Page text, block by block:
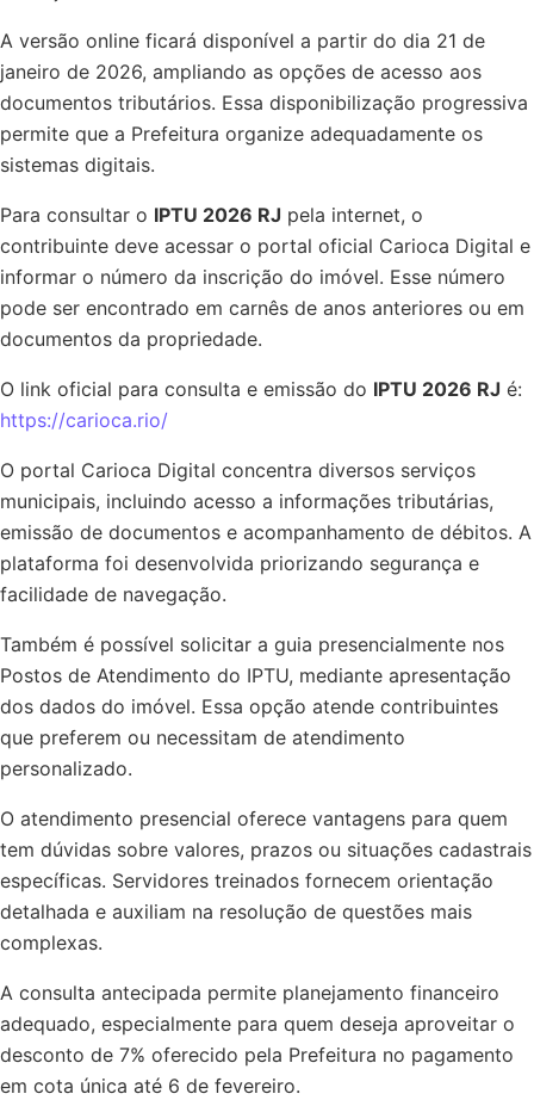
A versão online ficará disponível a partir do dia 21 de
janeiro de 2026, ampliando as opções de acesso aos
documentos tributários. Essa disponibilização progressiva
permite que a Prefeitura organize adequadamente os
sistemas digitais.
Para consultar o IPTU 2026 RJ pela internet, o
contribuinte deve acessar o portal oficial Carioca Digital e
informar o número da inscrição do imóvel. Esse número
pode ser encontrado em carnês de anos anteriores ou em
documentos da propriedade.
O link oficial para consulta e emissão do IPTU 2026 RJ é:
https://carioca.rio/
O portal Carioca Digital concentra diversos serviços
municipais, incluindo acesso a informações tributárias,
emissão de documentos e acompanhamento de débitos. A
plataforma foi desenvolvida priorizando segurança e
facilidade de navegação.
Também é possível solicitar a guia presencialmente nos
Postos de Atendimento do IPTU, mediante apresentação
dos dados do imóvel. Essa opção atende contribuintes
que preferem ou necessitam de atendimento
personalizado.
O atendimento presencial oferece vantagens para quem
tem dúvidas sobre valores, prazos ou situações cadastrais
específicas. Servidores treinados fornecem orientação
detalhada e auxiliam na resolução de questões mais
complexas.
A consulta antecipada permite planejamento financeiro
adequado, especialmente para quem deseja aproveitar o
desconto de 7% oferecido pela Prefeitura no pagamento
em cota única até 6 de fevereiro.